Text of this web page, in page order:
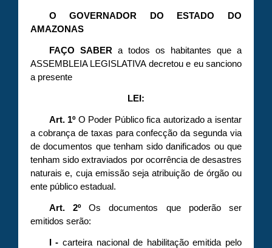
O GOVERNADOR DO ESTADO DO
AMAZONAS
FAÇO SABER a todos os habitantes que a
ASSEMBLEIA LEGISLATIVA decretou e eu sanciono
a presente
LEI:
Art. 1º O Poder Público fica autorizado a isentar
a cobrança de taxas para confecção da segunda via
de documentos que tenham sido danificados ou que
tenham sido extraviados por ocorrência de desastres
naturais e, cuja emissão seja atribuição de órgão ou
ente público estadual.
Art. 2ºOs documentos que poderão ser
emitidos serão:
I - carteira nacional de habilitação emitida pelo